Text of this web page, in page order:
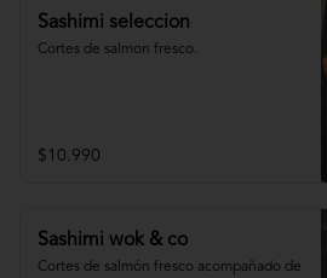
Sashimi seleccion
Cortes de salmon fresco.
$10.990
Sashimi wok & co
Cortes de salmón fresco acompañado de